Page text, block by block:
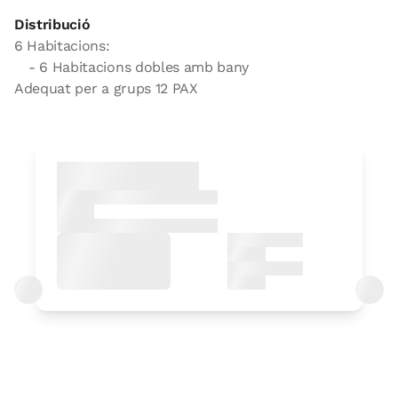
Distribució
6 Habitacions:
- 6 Habitacions dobles amb bany
Adequat per a grups 12 PAX